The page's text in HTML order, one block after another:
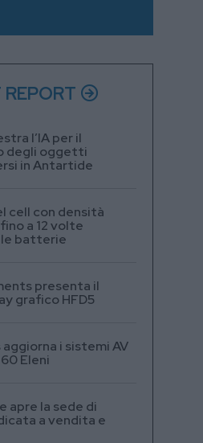
l’IA per il
degli oggetti
in Antartide
cell con densità
a 12 volte
batterie
presenta il
grafico HFD5
i sistemi AV
Eleni
apre la sede di
a vendita e